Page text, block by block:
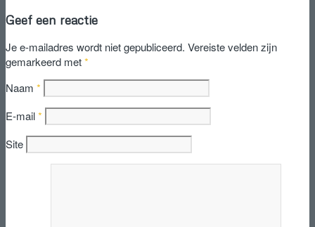
Geef een reactie
Je e-mailadres wordt niet gepubliceerd. Vereiste velden zijn
gemarkeerd met*
Naam *
E-mail*
Site